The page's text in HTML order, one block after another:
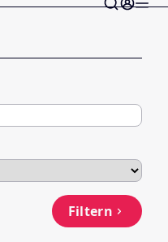
Filtern